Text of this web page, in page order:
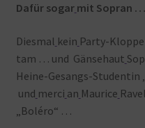
Dafür sogar mit Sopran
Diesmal kein Party-
tam … und Gänsehaut
Heine-Gesangs-Studentin
und merci an Maurice Ravel
„Boléro“ …